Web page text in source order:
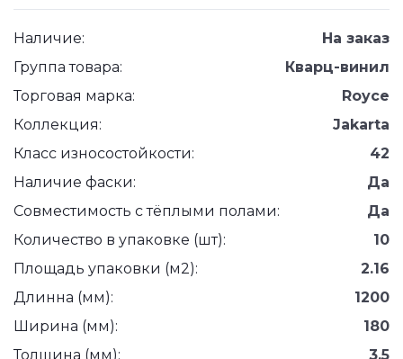
Наличие:
На заказ
Группа товара:
Кварц-винил
Торговая марка:
Royce
Коллекция:
Jakarta
Класс износостойкости:
42
Наличие фаски:
Да
Совместимость с тёплыми полами:
Да
Количество в упаковке (шт):
10
Площадь упаковки (м2):
2.16
Длинна (мм):
1200
Ширина (мм):
180
Толщина (мм):
3,5